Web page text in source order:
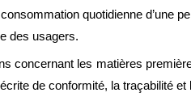
quotidienne d’une
des usagers.
concernant les matières
de conformité, la traçabilité